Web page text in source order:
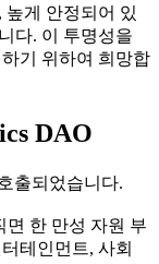
게 안정되어 있
다. 이 투명성을
기 위하여 희망합
DAO
출되었습니다.
면 한 만성 자원 부
테인먼트, 사회